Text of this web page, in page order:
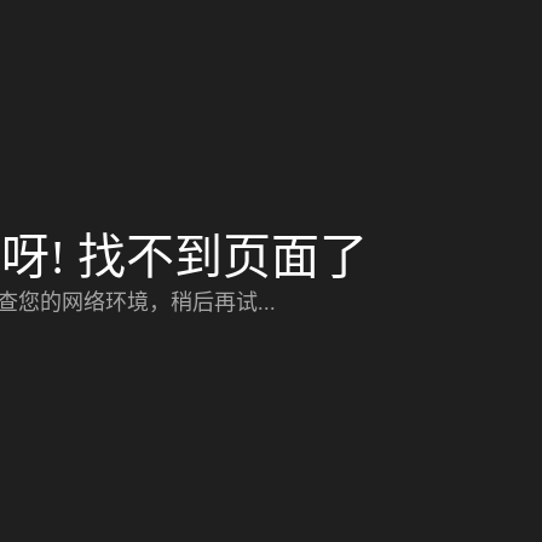
! 找不到页面了
您的网络环境，稍后再试...